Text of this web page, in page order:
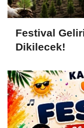
Festival
Dikilecek!